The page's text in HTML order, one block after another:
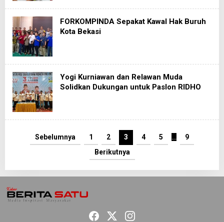
FORKOMPINDA Sepakat Kawal Hak Buruh
Kota Bekasi
Yogi Kurniawan dan Relawan Muda
Solidkan Dukungan untuk Paslon RIDHO
Sebelumnya 1 2 3 4 5 …
9
Berikutnya